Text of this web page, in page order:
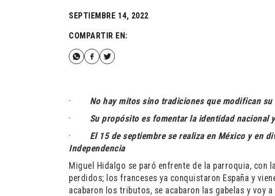
SEPTIEMBRE 14, 2022
COMPARTIR EN:
· No hay mitos sino tradiciones que modifican
· Su propósito es fomentar la identidad nacional
· El 15 de septiembre se realiza en México y en
Independencia
Miguel Hidalgo se paró enfrente de la parroquia, con
perdidos; los franceses ya conquistaron España y
acabaron los tributos, se acabaron las gabelas y voy